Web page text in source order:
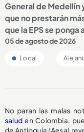
General de Medellín
que no prestarán
que la EPS se ponga
05 de agosto de 2026
Local
No paran las malas
salud en Colombia,
de Antioquia (Aesa)